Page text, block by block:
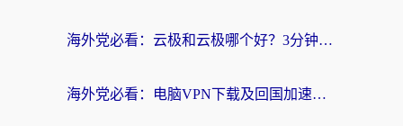
海外党必看：云极和云极哪个好？3分钟选对回国加速器，无缝访问国内资源
海外党必看：电脑VPN下载及回国加速器选择指南——无缝访问国内资源不再难